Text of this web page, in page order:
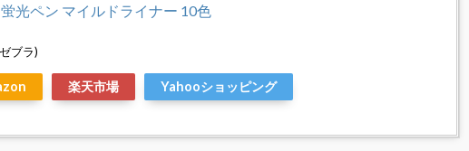
光ペン マイルドライナー 10色
ブラ)
楽天市場 Yahooショッピング